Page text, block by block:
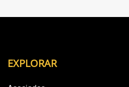
EXPLORAR